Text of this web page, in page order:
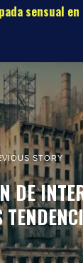
sensual
STORY
DE